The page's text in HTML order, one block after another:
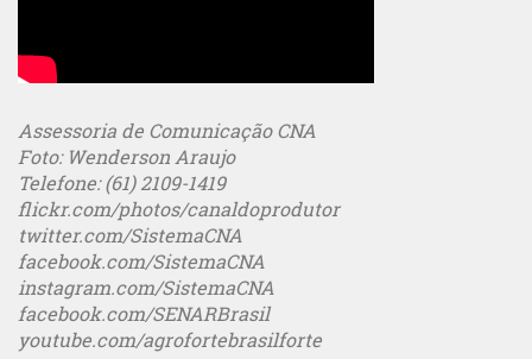
Assessoria de Comunicação CNA
Foto: Wenderson Araujo
Telefone: (61) 2109-1419
flickr.com/photos/canaldoprodutor
twitter.com/SistemaCNA
facebook.com/SistemaCNA
instagram.com/SistemaCNA
facebook.com/SENARBrasil
youtube.com/agrofortebrasilforte